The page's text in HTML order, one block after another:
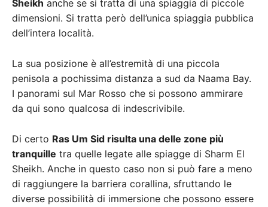
Sheikh anche se si tratta di una spiaggia di piccole
dimensioni. Si tratta però dell’unica spiaggia pubblica
dell’intera località.
La sua posizione è all’estremità di una piccola
penisola a pochissima distanza a sud da Naama Bay.
I panorami sul Mar Rosso che si possono ammirare
da qui sono qualcosa di indescrivibile.
Di certo Ras Um Sid risulta una delle zone più
tranquille tra quelle legate alle spiagge di Sharm El
Sheikh. Anche in questo caso non si può fare a meno
di raggiungere la barriera corallina, sfruttando le
diverse possibilità di immersione che possono essere